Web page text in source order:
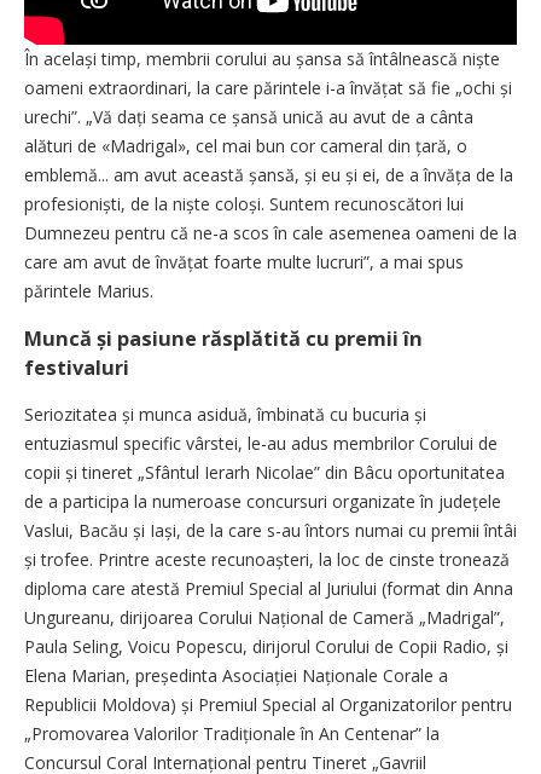
În același timp, membrii corului au șansa să întâlnească niște
oameni extraordinari, la care părintele i-a învățat să fie „ochi și
urechi”. „Vă dați seama ce șansă unică au avut de a cânta
alături de «Madrigal», cel mai bun cor cameral din țară, o
emblemă... am avut această șansă, și eu și ei, de a învăța de la
profesioniști, de la niște coloși. Suntem recunoscători lui
Dumnezeu pentru că ne-a scos în cale asemenea oameni de la
care am avut de învățat foarte multe lucruri”, a mai spus
părintele Marius.
Muncă și pasiune răsplătită cu premii în
festivaluri
Seriozitatea și munca asiduă, îmbinată cu bucuria și
entuziasmul specific vârstei, le-au adus membrilor Corului de
copii și tineret „Sfântul Ierarh Nicolae” din Bâcu oportunitatea
de a participa la numeroase concursuri organizate în județele
Vaslui, Bacău și Iași, de la care s-au întors numai cu premii întâi
și trofee. Printre aceste recunoașteri, la loc de cinste tronează
diploma care atestă Premiul Special al Juriului (format din Anna
Ungureanu, dirijoarea Corului Național de Cameră „Madrigal”,
Paula Seling, Voicu Popescu, dirijorul Corului de Copii Radio, și
Elena Marian, președinta Asociației Naționale Corale a
Republicii Moldova) și Premiul Special al Organizatorilor pentru
„Promovarea Valorilor Tradiționale în An Centenar” la
Concursul Coral Internațional pentru Tineret „Gavriil